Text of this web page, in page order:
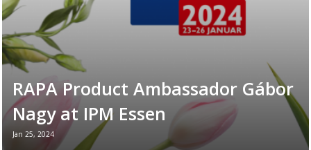
RAPA Product Ambassador Gábor
Nagy at IPM Essen
Jan 25, 2024